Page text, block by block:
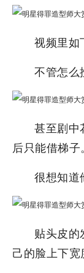
视频里如
不管怎么
甚至剧中
后只能借梯子。
很想知道
贴头皮的
己的脸上下宽